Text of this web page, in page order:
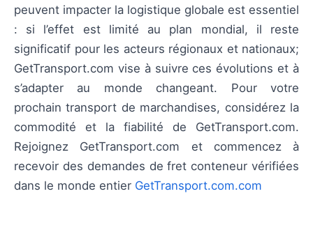
peuvent impacter la logistique globale est essentiel
: si l’effet est limité au plan mondial, il reste
significatif pour les acteurs régionaux et nationaux;
GetTransport.com vise à suivre ces évolutions et à
s’adapter au monde changeant. Pour votre
prochain transport de marchandises, considérez la
commodité et la fiabilité de GetTransport.com.
Rejoignez GetTransport.com et commencez à
recevoir des demandes de fret conteneur vérifiées
dans le monde entier GetTransport.com.com